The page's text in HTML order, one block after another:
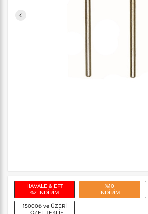
HAVALE & EFT
%2 İNDİRİM
%10
İNDİRİM
15000₺ ve ÜZERİ
ÖZEL TEKLİF